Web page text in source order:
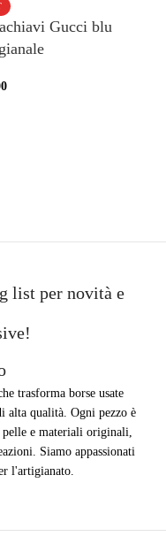
Gucci blu
list per novità e
trasforma borse usate
alta qualità. Ogni pezzo è
e materiali originali,
Siamo appassionati
l'artigianato.